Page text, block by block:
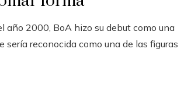
año 2000, BoA hizo su debut como una
reconocida como una de las figuras